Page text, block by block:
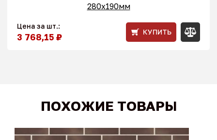
280x190мм
Цена за шт.:
3 768,15 ₽ КУПИТЬ
ПОХОЖИЕ ТОВАРЫ